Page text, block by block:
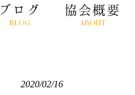
ブログ
BLOG
協会概要
ABOUT
2020/02/16